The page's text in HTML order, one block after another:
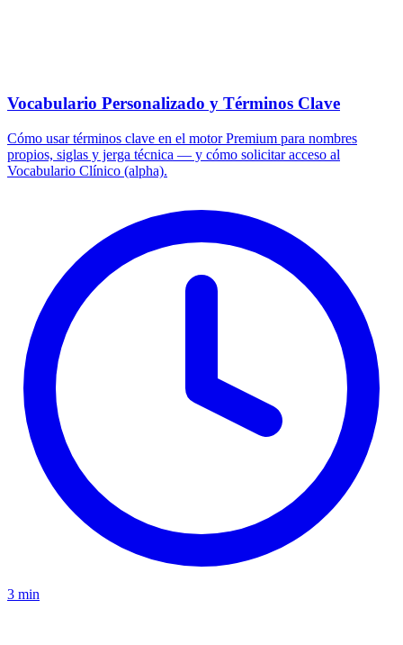
Vocabulario Personalizado y Términos Clave
Cómo usar términos clave en el motor Premium para nombres
propios, siglas y jerga técnica — y cómo solicitar acceso al
Vocabulario Clínico (alpha).
3 min